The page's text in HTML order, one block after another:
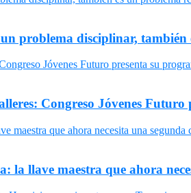
problema disciplinar,
Congreso Jóvenes
la llave maestra que ahora